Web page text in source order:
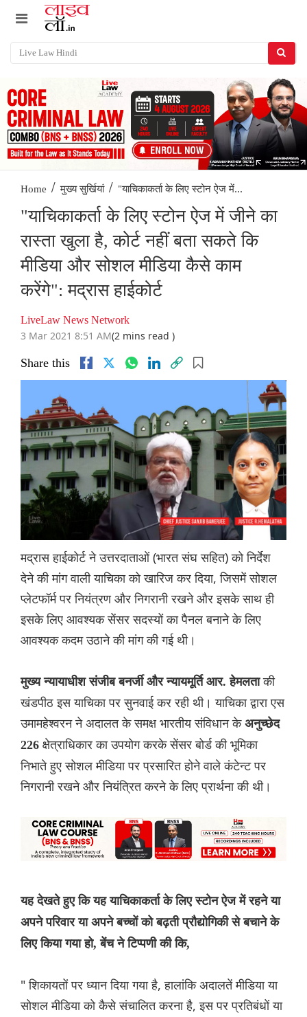
Home / मुख्य सुर्खियां / "याचिकाकर्ता के लिए स्टोन ऐज में...
"याचिकाकर्ता के लिए स्टोन ऐज में जीने का
रास्ता खुला है, कोर्ट नहीं बता सकते कि
मीडिया और सोशल मीडिया कैसे काम
करेंगे": मद्रास हाईकोर्ट
LiveLaw News Network
3 Mar 2021 8:51 AM(2 mins read )
Share this
मद्रास हाईकोर्ट ने उत्तरदाताओं (भारत संघ सहित) को निर्देश
देने की मांग वाली याचिका को खारिज कर दिया, जिसमें सोशल
प्लेटफॉर्म पर नियंत्रण और निगरानी रखने और इसके साथ ही
इसके लिए आवश्यक सेंसर सदस्यों का पैनल बनाने के लिए
आवश्यक कदम उठाने की मांग की गई थी।
मुख्य न्यायाधीश संजीब बनर्जी और न्यायमूर्ति आर. हेमलताकी
खंडपीठ इस याचिका पर सुनवाई कर रही थी। याचिका द्वारा एस
उमामहेश्वरन ने अदालत के समक्ष भारतीय संविधान के अनुच्छेद
226 क्षेत्राधिकार का उपयोग करके सेंसर बोर्ड की भूमिका
निभाते हुए सोशल मीडिया पर प्रसारित होने वाले कंटेन्ट पर
निगरानी रखने और नियंत्रित करने के लिए प्रार्थना की थी।
यह देखते हुए कि यह याचिकाकर्ता के लिए स्टोन ऐज में रहने या
अपने परिवार या अपने बच्चों को बढ़ती प्रौद्योगिकी से बचाने के
लिए किया गया हो, बेंच ने टिप्पणी की कि,
" शिकायतों पर ध्यान दिया गया है, हालांकि अदालतें मीडिया या
सोशल मीडिया को कैसे संचालित करना है, इस पर प्रतिबंधों या